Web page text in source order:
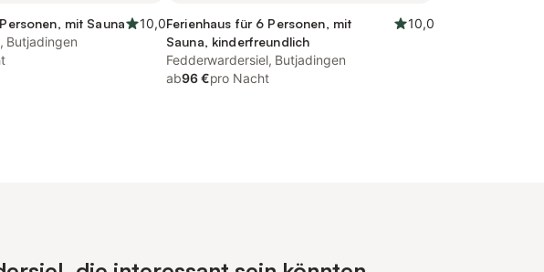
mit Sauna
10,0
Butjadingen
Ferienhaus für 6 Personen, mit
Sauna, kinderfreundlich
10,0
Fedderwardersiel, Butjadingen
ab96 €pro Nacht